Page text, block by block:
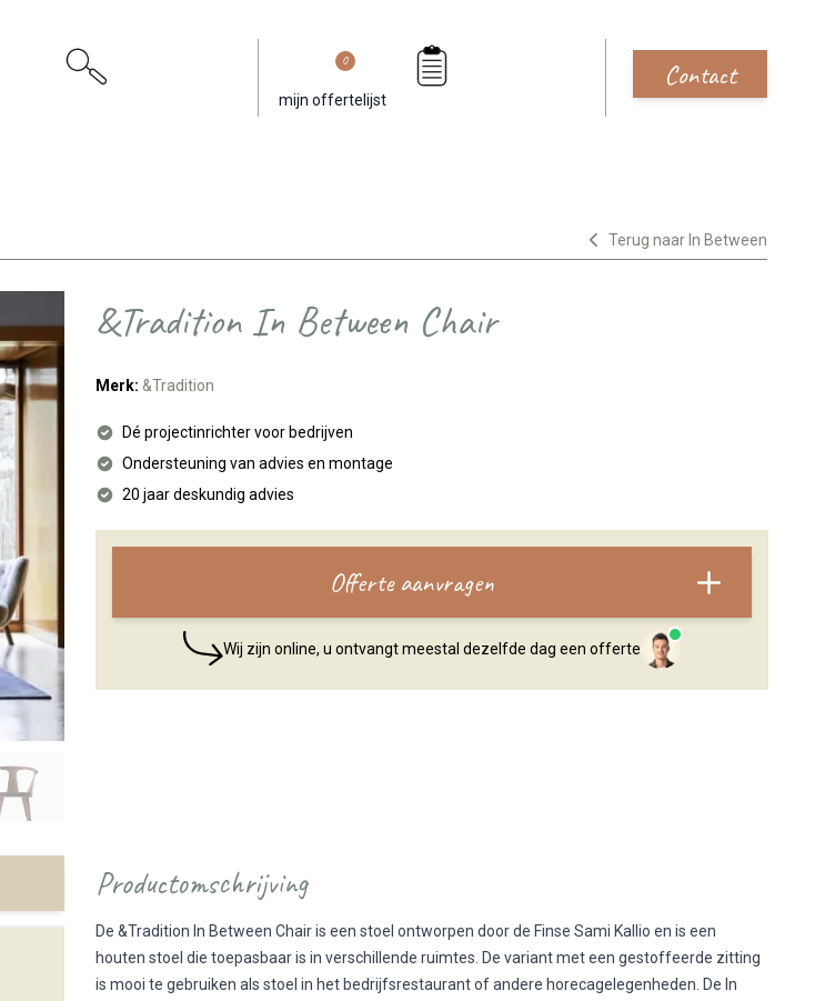
mijn offertelijst
0 Contact
Terug naar In Between
&Tradition In Between Chair
Merk: &Tradition
Dé projectinrichter voor bedrijven
Ondersteuning van advies en montage
20 jaar deskundig advies
Offerte aanvragen
Wij zijn online, u ontvangt meestal dezelfde dag een offerte
Productomschrijving
De &Tradition In Between Chair is een stoel ontworpen door de Finse Sami Kallio en is een
houten stoel die toepasbaar is in verschillende ruimtes. De variant met een gestoffeerde zitting
is mooi te gebruiken als stoel in het bedrijfsrestaurant of andere horecagelegenheden. De In